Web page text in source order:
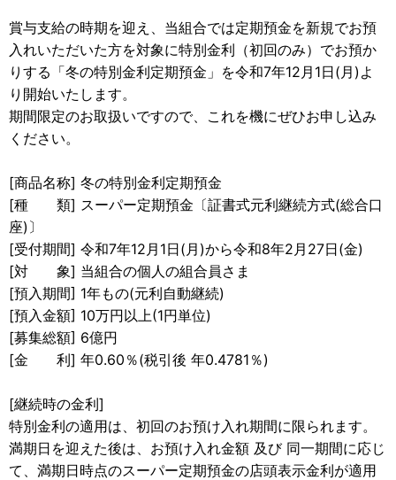
賞与支給の時期を迎え、当組合では定期預金を新規でお預
入れいただいた方を対象に特別金利（初回のみ）でお預か
りする「冬の特別金利定期預金」を令和7年12月1日(月)よ
り開始いたします。
期間限定のお取扱いですので、これを機にぜひお申し込み
ください。
[商品名称] 冬の特別金利定期預金
[種 類] スーパー定期預金〔証書式元利継続方式(総合口
座)〕
[受付期間] 令和7年12月1日(月)から令和8年2月27日(金)
[対 象] 当組合の個人の組合員さま
[預入期間] 1年もの(元利自動継続)
[預入金額] 10万円以上(1円単位)
[募集総額] 6億円
[金 利] 年0.60％(税引後 年0.4781％)
[継続時の金利]
特別金利の適用は、初回のお預け入れ期間に限られます。
満期日を迎えた後は、お預け入れ金額 及び 同一期間に応じ
て、満期日時点のスーパー定期預金の店頭表示金利が適用